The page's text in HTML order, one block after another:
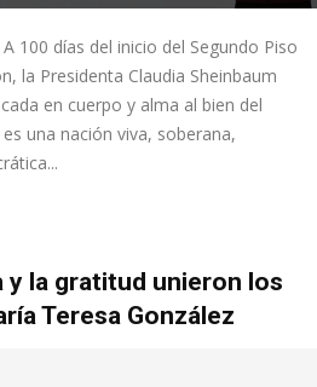
100 días del inicio del Segundo Piso
la Presidenta Claudia Sheinbaum
en cuerpo y alma al bien del
una nación viva, soberana,
y la gratitud unieron los
Teresa González